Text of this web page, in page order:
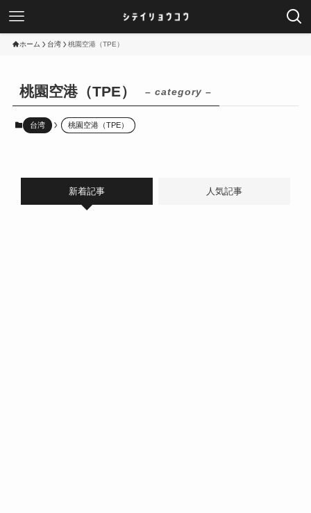
ホーム 台湾 桃園空港（TPE）
桃園空港（TPE） – category –
台湾 桃園空港（TPE）
新着記事 人気記事